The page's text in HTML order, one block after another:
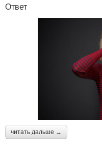
Ответ
читать дальше →